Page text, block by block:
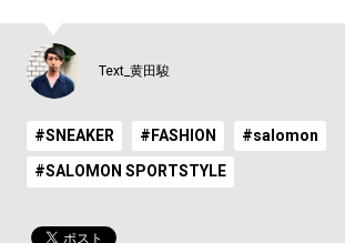
Text_黄田駿
#SNEAKER #FASHION #salomon
#SALOMON SPORTSTYLE